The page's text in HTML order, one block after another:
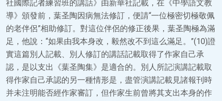
社國際記者練習班的講話》由新華社記載，在《中學語文教
導》頒發前，葉圣陶因病無法修訂，便請“一位極密切極敬佩
的老伴侶”相助修訂。對這位伴侶的修正後果，葉圣陶極為滿
足，他說：“如果由我本身改，毅然改不到這么滿足。”(10)證
實這篇別人記載、別人修訂的講話記載取得了作家自己承
認，是以支出《葉圣陶集》是適合的。別人所記演講記載取
得作家自己承認的另一種情形是，盡管演講記載見諸報刊時
并未注明能否經作家審訂，但作家生前曾將其支出本身的作